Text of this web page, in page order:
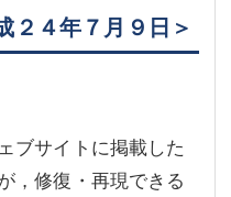
２４年７月９日＞
ブサイトに掲載した
，修復・再現できる